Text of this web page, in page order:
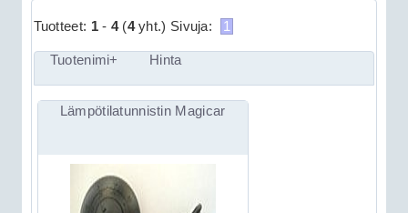
Tuotteet: 1- 4(4yht.) Sivuja: 1
Tuotenimi+ Hinta
Lämpötilatunnistin Magicar